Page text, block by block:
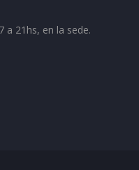
a 21hs, en la sede.